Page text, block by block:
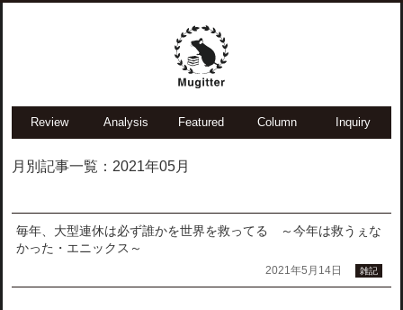
Review Analysis Featured Column Inquiry
月別記事一覧：2021年05月
毎年、大型連休は必ず誰かを世界を救ってる ～今年は救うぇな
かった・エニックス～
2021年5月14日 雑記